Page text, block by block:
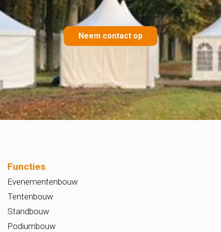
Neem contact op
Functies
Evenementenbouw
Tentenbouw
Standbouw
Podiumbouw